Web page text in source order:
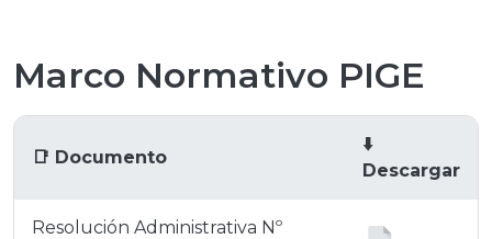
Marco Normativo PIGE
📑 Documento
⬇️
Descargar
Resolución Administrativa Nº